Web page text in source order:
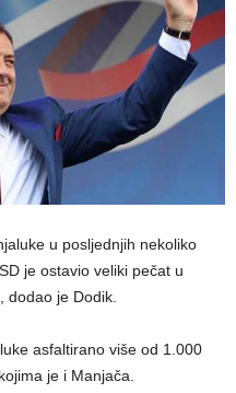
u posljednjih nekoliko
je ostavio veliki pečat u
dodao je Dodik.
asfaltirano više od 1.000
je i Manjača.